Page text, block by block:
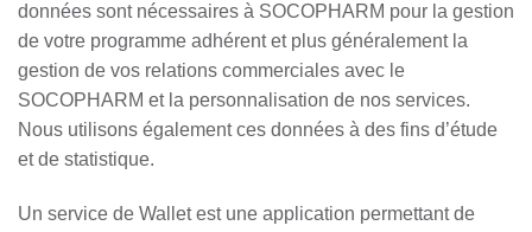
données sont nécessaires à SOCOPHARM pour la gestion
de votre programme adhérent et plus généralement la
gestion de vos relations commerciales avec le
SOCOPHARM et la personnalisation de nos services.
Nous utilisons également ces données à des fins d’étude
et de statistique.
Un service de Wallet est une application permettant de